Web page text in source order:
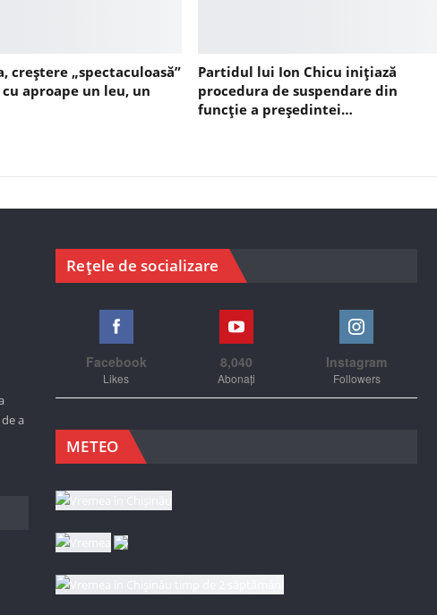
creștere „spectaculoasă”
aproape un leu, un
Partidul lui Ion Chicu inițiază
procedura de suspendare din
funcție a președintei…
a
Rețele de socializare
Facebook
Likes
8,040
Abonați
Instagram
Followers
METEO